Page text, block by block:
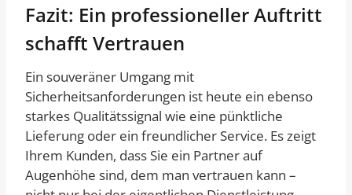
Fazit: Ein professioneller Auftritt
schafft Vertrauen
Ein souveräner Umgang mit
Sicherheitsanforderungen ist heute ein ebenso
starkes Qualitätssignal wie eine pünktliche
Lieferung oder ein freundlicher Service. Es zeigt
Ihrem Kunden, dass Sie ein Partner auf
Augenhöhe sind, dem man vertrauen kann –